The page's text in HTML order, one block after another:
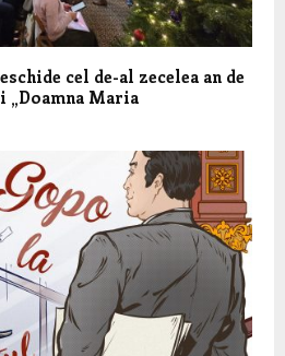
cel de-al zecelea an de
„Doamna Maria